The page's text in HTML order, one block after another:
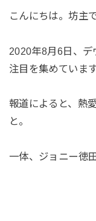
こんにちは。坊主で
2020年8月6日、デ
注目を集めています
報道によると、熱
と。
一体、ジョニー徳